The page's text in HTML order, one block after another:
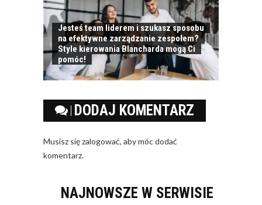
Jesteś team liderem i szukasz sposobu
na efektywne zarządzanie zespołem?
Style kierowania Blancharda mogą Ci
pomóc!
DODAJ KOMENTARZ
Musisz sięzalogować, aby móc dodać
komentarz.
NAJNOWSZE W SERWISIE